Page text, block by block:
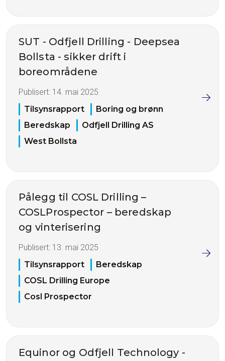
SUT - Odfjell Drilling - Deepsea
Bollsta - sikker drift i
boreområdene
Publisert: 14. mai 2025
Tilsynsrapport
Boring og brønn
Beredskap
Odfjell Drilling AS
West Bollsta
Pålegg til COSL Drilling –
COSLProspector – beredskap
og vinterisering
Publisert: 13. mai 2025
Tilsynsrapport
Beredskap
COSL Drilling Europe
Cosl Prospector
Equinor og Odfjell Technology -